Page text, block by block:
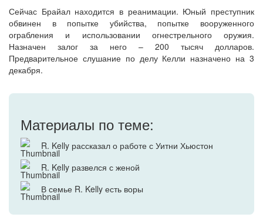
Сейчас Брайал находится в реанимации. Юный преступник
обвинен в попытке убийства, попытке вооруженного
ограбления и использовании огнестрельного оружия.
Назначен залог за него – 200 тысяч долларов.
Предварительное слушание по делу Келли назначено на 3
декабря.
Материалы по теме:
R. Kelly рассказал о работе с Уитни Хьюстон
R. Kelly развелся с женой
В семье R. Kelly есть воры